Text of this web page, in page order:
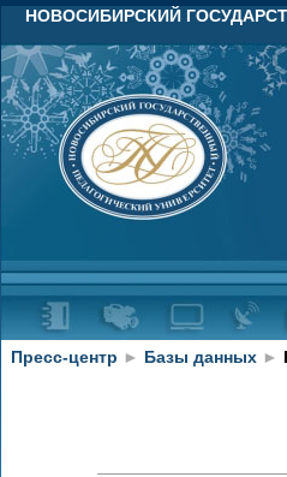
НОВОСИБИРСКИЙ
Пресс-центр ► Базы данных ►